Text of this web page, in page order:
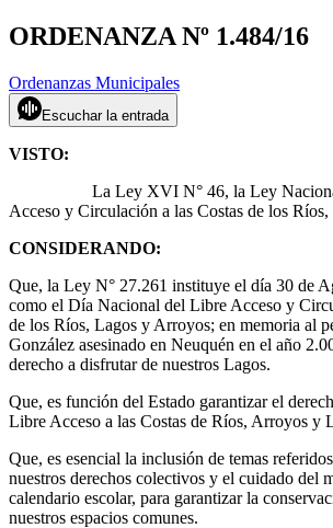
ORDENANZA Nº 1.484/16
Ordenanzas Municipales
Escuchar la entrada
VISTO:
La Ley XVI N° 46, la Ley Nacional
Acceso y Circulación a las Costas de los
CONSIDERANDO:
Que, la Ley N° 27.261 instituye el día 30 de
como el Día Nacional del Libre Acceso y
de los Ríos, Lagos y Arroyos; en memoria al
González asesinado en Neuquén en el año
derecho a disfrutar de nuestros Lagos.
Que, es función del Estado garantizar el
Libre Acceso a las Costas de Ríos, Arroyos y
Que, es esencial la inclusión de temas
nuestros derechos colectivos y el cuidado del
calendario escolar, para garantizar la
nuestros espacios comunes.